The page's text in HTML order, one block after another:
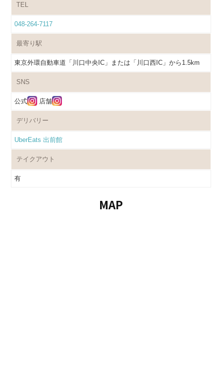
TEL
048-264-7117
最寄り駅
東京外環自動車道「川口中央IC」または「川口西IC」から1.5km
SNS
公式 店舗
デリバリー
UberEats 出前館
テイクアウト
有
MAP